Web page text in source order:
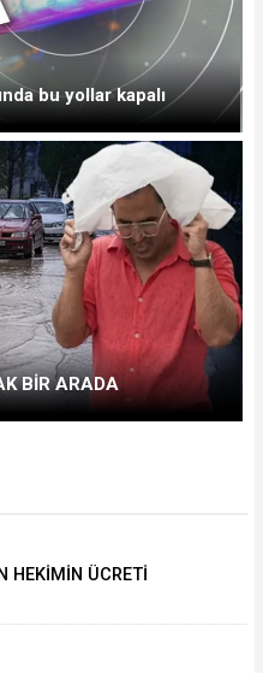
bu yollar kapalı
BİR ARADA
HEKİMİN ÜCRETİ